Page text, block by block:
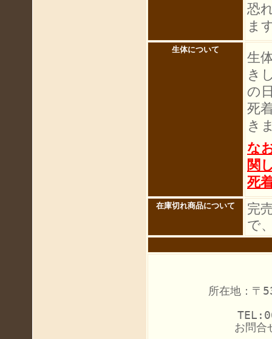
恐
ま
生体について
生
き
の
死
き
な
関
死
在庫切れ商品について
完
で
所在地：〒
お問合